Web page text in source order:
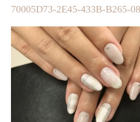
70005D73-2E45-433B-B265-